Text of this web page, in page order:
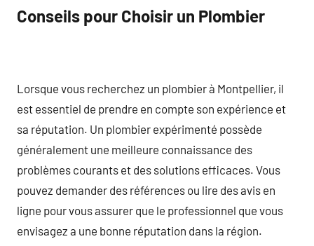
Conseils pour Choisir un Plombier
Lorsque vous recherchez un plombier à Montpellier, il
est essentiel de prendre en compte son expérience et
sa réputation. Un plombier expérimenté possède
généralement une meilleure connaissance des
problèmes courants et des solutions efficaces. Vous
pouvez demander des références ou lire des avis en
ligne pour vous assurer que le professionnel que vous
envisagez a une bonne réputation dans la région.